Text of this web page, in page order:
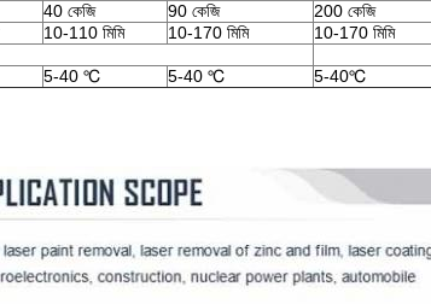
40 কেজি 90 কেজি
200 কেজি
10-110 মিমি 10-170 মিমি
10-170 মিমি
5-40 ℃ 5-40 ℃ 5-40℃